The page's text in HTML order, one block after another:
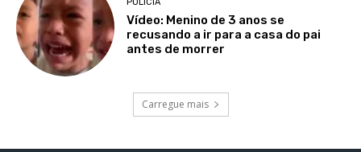
POLÍCIA
Vídeo: Menino de 3 anos se
recusando a ir para a casa do pai
antes de morrer
Carregue mais